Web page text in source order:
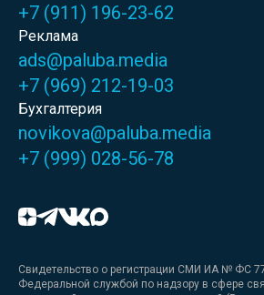
+7 (911) 196-23-62
Реклама
ads@paluba.media
+7 (969) 212-19-03
Бухгалтерия
novikova@paluba.media
+7 (999) 028-56-78
Свидетельство о регистрации СМИ ИА № ФС
Федеральной службой по надзору в сфере